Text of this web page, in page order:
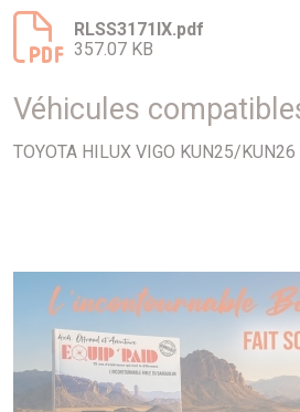
RLSS3171IX.pdf
357.07 KB
Véhicules
TOYOTA HILUX VIGO KUN25/KUN26